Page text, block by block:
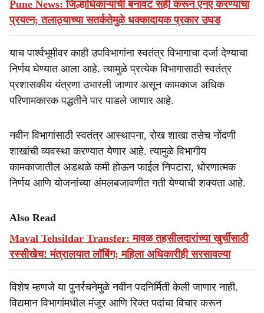
Pune News: जिल्हाधिकाऱ्यांची बनावट सही करून एनए करण्याचा
प्रयत्न; तलाठ्याच्या सतर्कतेमुळे धक्कादायक प्रकार उघड
याच पार्श्वभूमीवर काही उपविभागांना स्वतंत्र विभागाचा दर्जा देण्याचा
निर्णय घेण्यात आला आहे. त्यामुळे प्रत्येक विभागासाठी स्वतंत्र
प्रशासकीय यंत्रणा उभारली जाणार असून कामकाज अधिक
परिणामकारक पद्धतीने पार पाडले जाणार आहे.
नवीन विभागांसाठी स्वतंत्र आस्थापना, रोख शाखा तसेच नोंदणी
शाखांची व्यवस्था करण्यात येणार आहे. त्यामुळे विभागीय
कामकाजातील अडथळे कमी होऊन फाईल निपटारा, धोरणात्मक
निर्णय आणि योजनांच्या अंमलबजावणीत गती येण्याची शक्यता आहे.
Also Read
Maval Tehsildar Transfer: मावळ तहसीलदारांच्या खुर्चीसाठी
रस्सीखेच! मंत्रालयात लॉबिंग; महिला अधिकारीही सरसावल्या
विशेष म्हणजे या पुनर्रचनेमुळे नवीन पदनिर्मिती केली जाणार नाही.
विद्यमान विभागांमधील मंजूर आणि रिक्त पदांचा विचार करून